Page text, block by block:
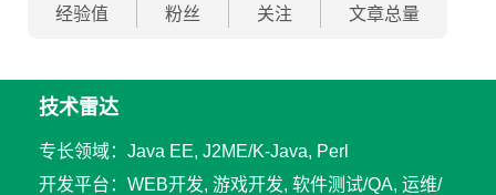
经验值 粉丝 关注 文章总量
技术雷达
专长领域：Java EE, J2ME/K-Java, Perl
开发平台：WEB开发, 游戏开发, 软件测试/QA, 运维/